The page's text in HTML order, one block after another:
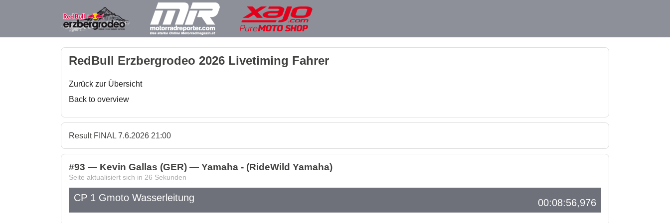
RedBull Erzbergrodeo 2026 Livetiming Fahrer
Zurück zur Übersicht
Back to overview
Result FINAL 7.6.2026 21:00
#93 — Kevin Gallas (GER) — Yamaha - (RideWild Yamaha)
Seite aktualisiert sich in 26 Sekunden
CP 1 Gmoto Wasserleitung 00:08:56,976